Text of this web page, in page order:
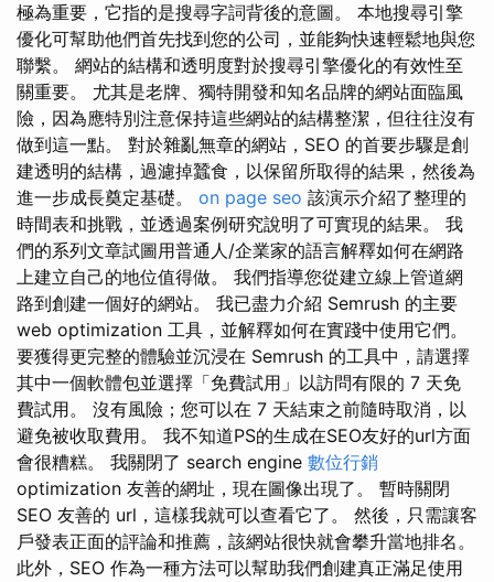
極為重要，它指的是搜尋字詞背後的意圖。 本地搜尋引擎
優化可幫助他們首先找到您的公司，並能夠快速輕鬆地與您
聯繫。 網站的結構和透明度對於搜尋引擎優化的有效性至
關重要。 尤其是老牌、獨特開發和知名品牌的網站面臨風
險，因為應特別注意保持這些網站的結構整潔，但往往沒有
做到這一點。 對於雜亂無章的網站，SEO 的首要步驟是創
建透明的結構，過濾掉蠶食，以保留所取得的結果，然後為
進一步成長奠定基礎。 on page seo 該演示介紹了整理的
時間表和挑戰，並透過案例研究說明了可實現的結果。 我
們的系列文章試圖用普通人/企業家的語言解釋如何在網路
上建立自己的地位值得做。 我們指導您從建立線上管道網
路到創建一個好的網站。 我已盡力介紹 Semrush 的主要
web optimization 工具，並解釋如何在實踐中使用它們。
要獲得更完整的體驗並沉浸在 Semrush 的工具中，請選擇
其中一個軟體包並選擇「免費試用」以訪問有限的 7 天免
費試用。 沒有風險；您可以在 7 天結束之前隨時取消，以
避免被收取費用。 我不知道PS的生成在SEO友好的url方面
會很糟糕。 我關閉了 search engine 數位行銷
optimization 友善的網址，現在圖像出現了。 暫時關閉
SEO 友善的 url，這樣我就可以查看它了。 然後，只需讓客
戶發表正面的評論和推薦，該網站很快就會攀升當地排名。
此外，SEO 作為一種方法可以幫助我們創建真正滿足使用